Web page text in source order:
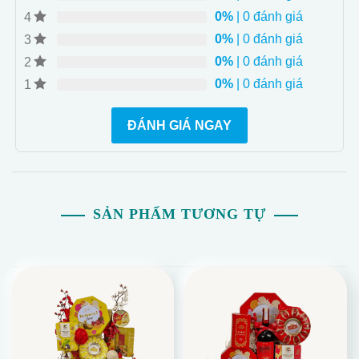
4
0%| 0 đánh giá
3
0%| 0 đánh giá
2
0%| 0 đánh giá
1
0%| 0 đánh giá
ĐÁNH GIÁ NGAY
SẢN PHẨM TƯƠNG TỰ